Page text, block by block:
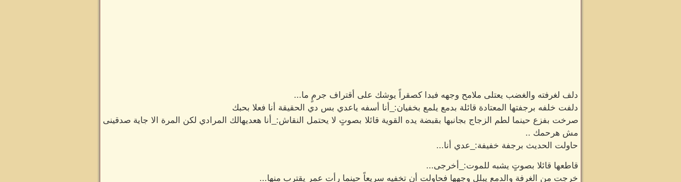
دلف لغرفته والغضب يعتلى ملامح وجهه فبدا كصقراً يوشك على أقتراف جرمٍ ما...
دلفت خلفه برجفتها المعتادة قائلة بدمع يلمع بخفيان:_أنا أسفه ياعدي بس دي الحقيقة أنا فعلا بحبك
صرخت بفزع حينما لطم الزجاج بجانبها بقبضة يده القوية قائلا بصوتٍ لا يحتمل النقاش:_أنا هعديهالك المرادي لكن المرة الا جاية صدقينى
مش هرحمك ..
حاولت الحديث برجفة خفيفة:_عدي أنا...
قاطعها قائلا بصوتٍ يشبه للموت:_أخرجى...
خرجت من الغرفة والدمع يبلل وجهها فحاولت أن تخفيه سريعاً حينما رأت عمر يقترب منها...